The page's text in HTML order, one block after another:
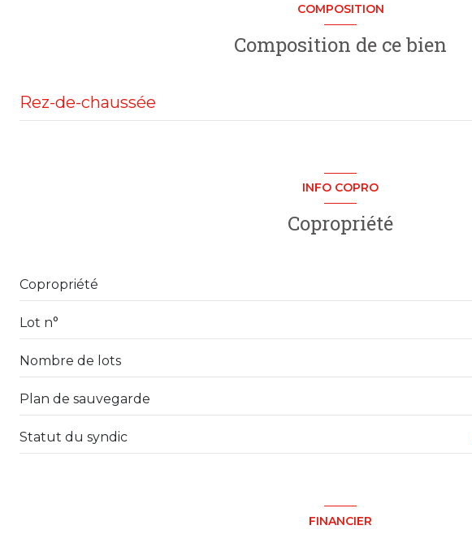
vue Parc
arboré
COMPOSITION
Composition de ce bien
Rez-de-chaussée
buanderie
dressing
WC
INFO COPRO
Copropriété
Copropriété
Lot n°
Nombre de lots
Plan de sauvegarde
Statut du syndic
FINANCIER